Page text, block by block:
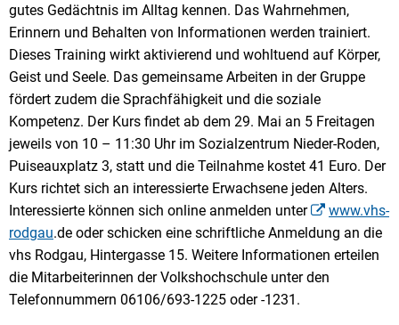
gutes Gedächtnis im Alltag kennen. Das Wahrnehmen,
Erinnern und Behalten von Informationen werden trainiert.
Dieses Training wirkt aktivierend und wohltuend auf Körper,
Geist und Seele. Das gemeinsame Arbeiten in der Gruppe
fördert zudem die Sprachfähigkeit und die soziale
Kompetenz. Der Kurs findet ab dem 29. Mai an 5 Freitagen
jeweils von 10 – 11:30 Uhr im Sozialzentrum Nieder-Roden,
Puiseauxplatz 3, statt und die Teilnahme kostet 41 Euro. Der
Kurs richtet sich an interessierte Erwachsene jeden Alters.
Interessierte können sich online anmelden unter
www.vhs-
rodgau.de oder schicken eine schriftliche Anmeldung an die
vhs Rodgau, Hintergasse 15. Weitere Informationen erteilen
die Mitarbeiterinnen der Volkshochschule unter den
Telefonnummern 06106/693-1225 oder -1231.